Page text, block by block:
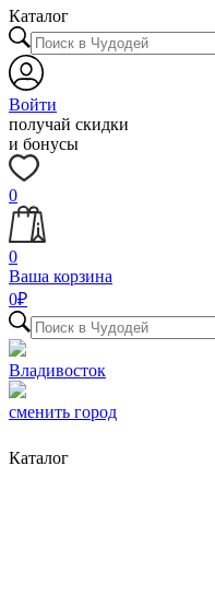
Каталог
Войти
получай скидки
и бонусы
0
0
Ваша корзина
0₽
Владивосток
сменить город
Каталог